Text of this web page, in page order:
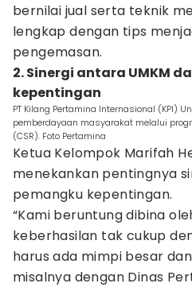
bernilai jual serta teknik
lengkap dengan tips
pengemasan.
2. Sinergi antara UMKM
kepentingan
PT Kilang Pertamina Internasional (KPI)
pemberdayaan masyarakat melalui
(CSR). Foto Pertamina
Ketua Kelompok Marifah
menekankan pentingnya
pemangku kepentingan.
“Kami beruntung dibina
keberhasilan tak cukup
harus ada mimpi besar
misalnya dengan Dinas